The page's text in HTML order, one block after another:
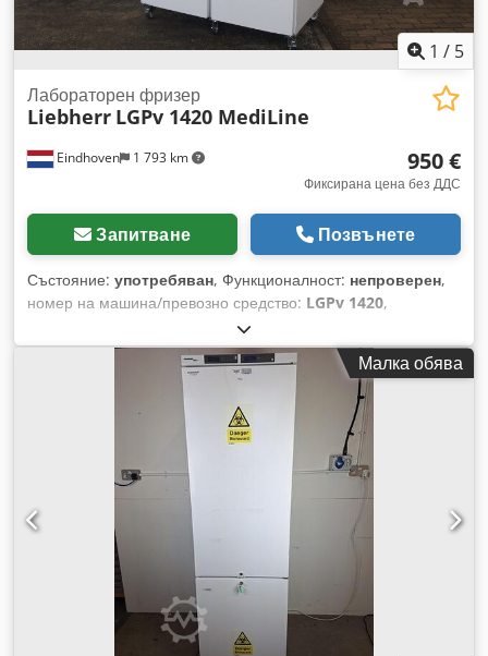
1 / 5
Eindhoven 1 793 km
Лабораторен фризер
Liebherr LGPv 1420 MediLine
950 €
Фиксирана цена без ДДС
Запитване Позвънете
Състояние: употребяван, Функционалност: непроверен,
номер на машина/превозно средство: LGPv 1420,
Употребяван Лабораторен фризер Liebherr Производител:
Liebherr (Mediline) Модел: LGPv 1420 Index 41C/001
Произведен: 2016 г. Детайли: Обем: 1427 литра Външни
размери (Ш x Д x В): 1430 x 830 x 2150 мм Вътрешни
размери (Ш x Д x В): 1250 x 700 x 1550 мм Комплект с 8
рафта, макс. товароносимост 60 кг Температурен
диапазон: -10 до -26°C Енергийна консумация: 8,887
kWh/24ч Динамична система на замразяване, с вентилатор
Автоматично размразяване С ключалка и въртящи се
колела Врата, стомана-бяла Dkedpoxiw Uuofx Ah Eer Тегло
приблизително 219 кг
Малка обява